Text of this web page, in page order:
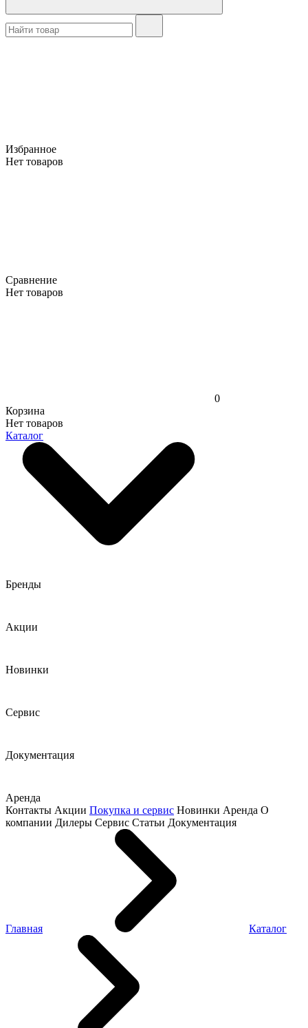
Избранное
Нет товаров
Сравнение
Нет товаров
0
Корзина
Нет товаров
Каталог
Бренды
Акции
Новинки
Сервис
Документация
Аренда
Контакты Акции Покупка и сервис Новинки Аренда О
компании Дилеры Сервис Статьи Документация
Главная Каталог